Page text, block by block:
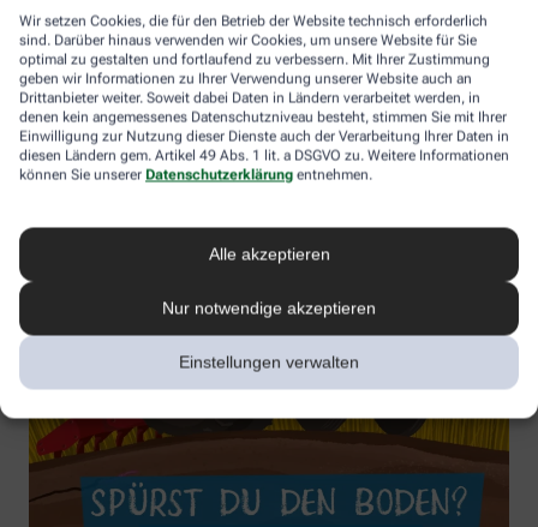
Wir setzen Cookies, die für den Betrieb der Website technisch erforderlich
sind. Darüber hinaus verwenden wir Cookies, um unsere Website für Sie
optimal zu gestalten und fortlaufend zu verbessern. Mit Ihrer Zustimmung
geben wir Informationen zu Ihrer Verwendung unserer Website auch an
Drittanbieter weiter. Soweit dabei Daten in Ländern verarbeitet werden, in
denen kein angemessenes Datenschutzniveau besteht, stimmen Sie mit Ihrer
Einwilligung zur Nutzung dieser Dienste auch der Verarbeitung Ihrer Daten in
diesen Ländern gem. Artikel 49 Abs. 1 lit. a DSGVO zu. Weitere Informationen
können Sie unserer Datenschutzerklärung entnehmen.
Alle akzeptieren
Nur notwendige akzeptieren
Einstellungen verwalten